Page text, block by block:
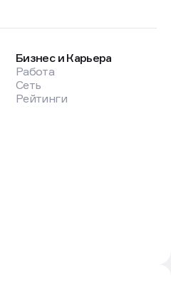
Бизнес и Карьера
Работа
Сеть
Рейтинги